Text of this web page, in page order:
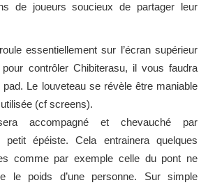
de joueurs soucieux de partager leur
essentiellement sur l’écran supérieur
contrôler Chibiterasu, il vous faudra
Le louveteau se révèle être maniable
(cf screens).
accompagné et chevauché par
petit épéiste. Cela entrainera quelques
comme par exemple celle du pont ne
le poids d’une personne. Sur simple